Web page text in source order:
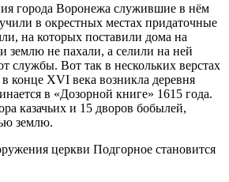
города Воронежа служившие в нём
в окрестных местах придаточные
на которых поставили дома на
землю не пахали, а селили на ней
службы. Вот так в нескольких верстах
конце XVI века возникла деревня
в «Дозорной книге» 1615 года.
казачьих и 15 дворов бобылей,
землю.
церкви Подгорное становится